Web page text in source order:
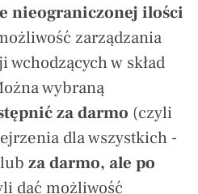
nieograniczonej ilości
zarządzania
wchodzących w skład
wybraną
za darmo (czyli
dla wszystkich -
za darmo, ale po
dać możliwość